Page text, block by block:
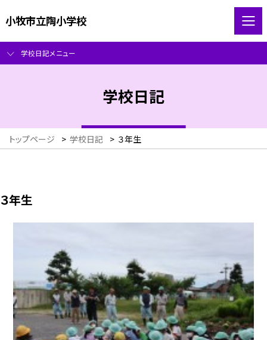
小牧市立陶小学校
学校日記メニュー
学校日記
トップページ > 学校日記 > ３年生
３年生